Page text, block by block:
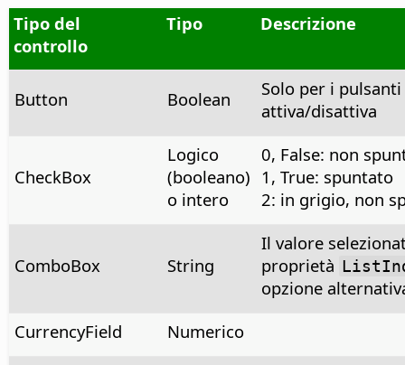
Tipo del
controllo
Tipo Descrizione
Button Boolean
Solo per i
attiva/disattiva
CheckBox
Logico
(booleano)
o intero
0, False: non
1, True: spuntato
2: in grigio, non
ComboBox String
Il valore
proprietà
opzione
CurrencyField
Numerico